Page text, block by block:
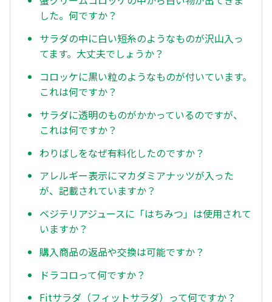
した。何ですか？
サラダの中に白い短糸のようなものが沢山入っ
てます。大丈夫でしょうか？
コロッケに黒い粒のようなものが付いています。
これは何ですか？
サラダに透明のものがかかっているのですが、
これは何ですか？
わりばしをなぜ有料化したのですか？
アレルギー表示にマカダミアナッツが入った
が、記載されていますか？
ベジテリアジュースに「はちみつ」は使用されて
いますか？
購入商品の返品や交換は可能ですか？
ドラコロって何ですか？
Fitサラダ（フィットサラダ）って何ですか？